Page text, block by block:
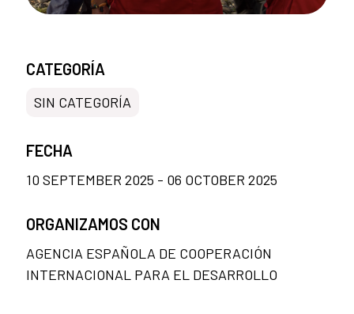
CATEGORÍA
SIN CATEGORÍA
FECHA
10 SEPTEMBER 2025 - 06 OCTOBER 2025
ORGANIZAMOS CON
AGENCIA ESPAÑOLA DE COOPERACIÓN
INTERNACIONAL PARA EL DESARROLLO